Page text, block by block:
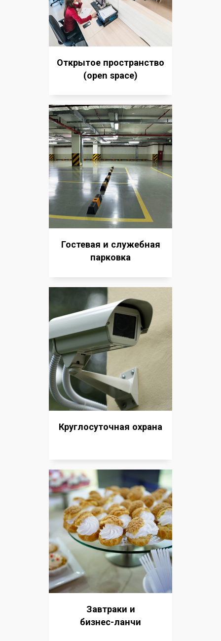
Открытое пространство
(open space)
Гостевая и служебная
парковка
Круглосуточная охрана
Завтраки и
бизнес-ланчи